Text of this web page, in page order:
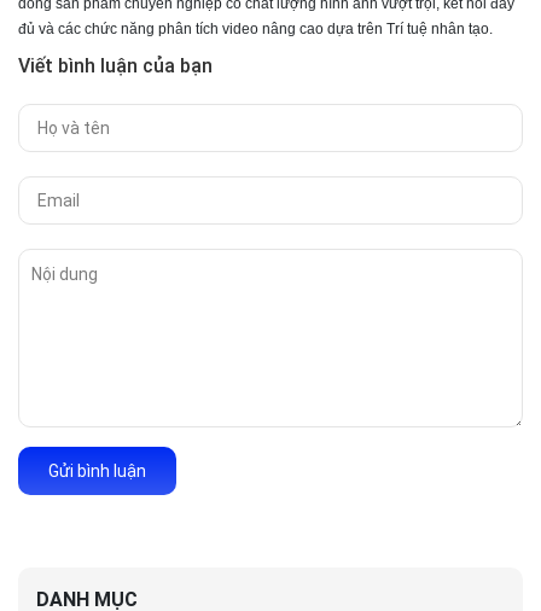
dòng sản phẩm chuyên nghiệp có chất lượng hình ảnh vượt trội, kết nối đầy
đủ và các chức năng phân tích video nâng cao dựa trên Trí tuệ nhân tạo.
Viết bình luận của bạn
Gửi bình luận
DANH MỤC